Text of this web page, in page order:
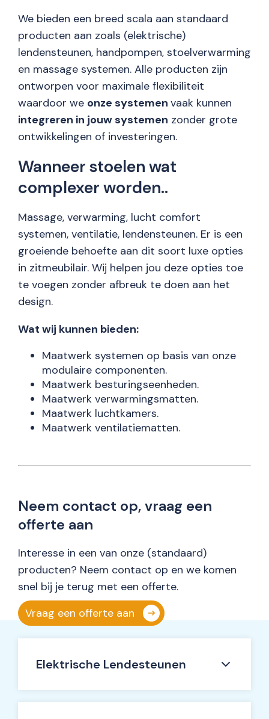
We bieden een breed scala aan standaard
producten aan zoals (elektrische)
lendensteunen, handpompen, stoelverwarming
en massage systemen. Alle producten zijn
ontworpen voor maximale flexibiliteit
waardoor we onze systemen vaak kunnen
integreren in jouw systemen zonder grote
ontwikkelingen of investeringen.
Wanneer stoelen wat
complexer worden..
Massage, verwarming, lucht comfort
systemen, ventilatie, lendensteunen. Er is een
groeiende behoefte aan dit soort luxe opties
in zitmeubilair. Wij helpen jou deze opties toe
te voegen zonder afbreuk te doen aan het
design.
Wat wij kunnen bieden:
Maatwerk systemen op basis van onze
modulaire componenten.
Maatwerk besturingseenheden.
Maatwerk verwarmingsmatten.
Maatwerk luchtkamers.
Maatwerk ventilatiematten.
Neem contact op, vraag een
offerte aan
Interesse in een van onze (standaard)
producten? Neem contact op en we komen
snel bij je terug met een offerte.
Vraag een offerte aan
Elektrische Lendesteunen